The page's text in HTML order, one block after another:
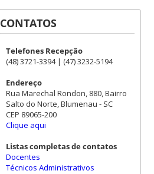
CONTATOS
Telefones Recepção
(48) 3721-3394 | (47) 3232-5194
Endereço
Rua Marechal Rondon, 880, Bairro
Salto do Norte, Blumenau - SC
CEP 89065-200
Clique aqui
Listas completas de contatos
Docentes
Técnicos Administrativos